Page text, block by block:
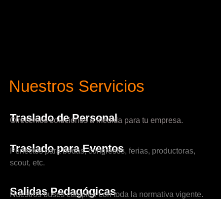
Nuestros Servicios
Traslado de Personal
Ofrecemos soluciones a medida para tu empresa.
Traslado para Eventos
Perfectos para bodas, congresos, ferias, productoras,
scout, etc.
Salidas Pedagógicas
Nuestros buses cumplen con toda la normativa vigente.